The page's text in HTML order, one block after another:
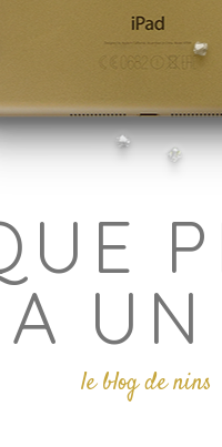
UN
le blog de nins